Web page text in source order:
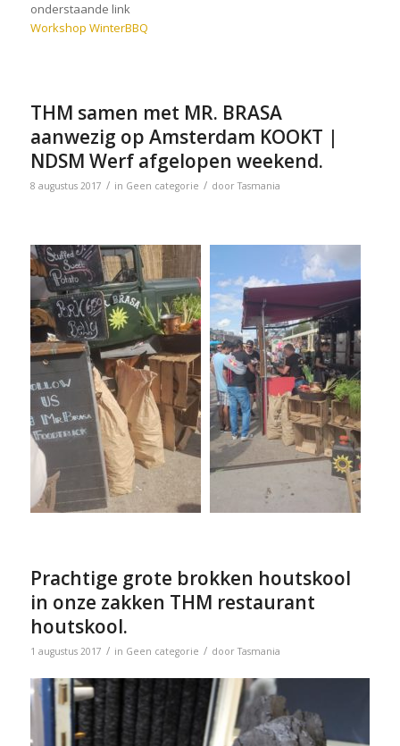
onderstaande link
Workshop WinterBBQ
THM samen met MR. BRASA
aanwezig op Amsterdam KOOKT |
NDSM Werf afgelopen weekend.
8 augustus 2017 / in Geen categorie / doorTasmania
Prachtige grote brokken houtskool
in onze zakken THM restaurant
houtskool.
1 augustus 2017 / in Geen categorie / doorTasmania